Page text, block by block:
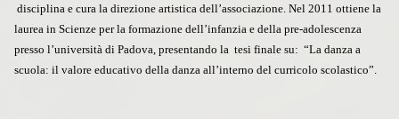
disciplina e cura la direzione artistica dell’associazione. Nel 2011 ottiene la
laurea in Scienze per la formazione dell’infanzia e della pre-adolescenza
presso l’università di Padova, presentando la tesi finale su: “La danza a
scuola: il valore educativo della danza all’interno del curricolo scolastico”.